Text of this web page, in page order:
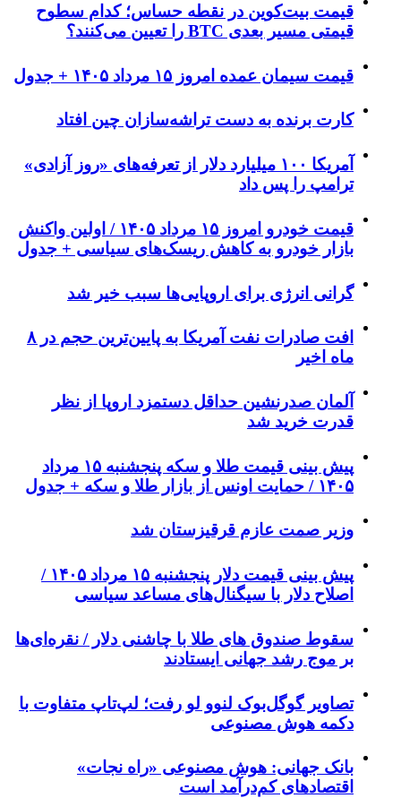
قیمت بیت‌کوین در نقطه حساس؛ کدام سطوح
قیمتی مسیر بعدی BTC را تعیین می‌کنند؟
قیمت سیمان عمده امروز ۱۵ مرداد ۱۴۰۵ + جدول
کارت برنده به دست تراشه‌سازان چین افتاد
آمریکا ۱۰۰ میلیارد دلار از تعرفه‌های «روز آزادی»
ترامپ را پس داد
قیمت خودرو امروز ۱۵ مرداد ۱۴۰۵ / اولین واکنش
بازار خودرو به کاهش ریسک‌های سیاسی + جدول
گرانی انرژی برای اروپایی‌ها سبب خیر شد
افت صادرات نفت آمریکا به پایین‌ترین حجم در ۸
ماه اخیر
آلمان صدرنشین حداقل دستمزد اروپا از نظر
قدرت خرید شد
پیش‌ بینی قیمت طلا و سکه پنجشنبه ۱۵ مرداد
۱۴۰۵ / حمایت اونس از بازار طلا و سکه + جدول
وزیر صمت عازم قرقیزستان شد
پیش ‌بینی قیمت دلار پنجشنبه ۱۵ مرداد ۱۴۰۵ /
اصلاح دلار با سیگنال‌های مساعد سیاسی
سقوط صندوق های طلا با چاشنی دلار / نقره‌ای‌ها
بر موج رشد جهانی ایستادند
تصاویر گوگل‌بوک لنوو لو رفت؛ لپ‌تاپ متفاوت با
دکمه هوش مصنوعی
بانک جهانی: هوش مصنوعی «راه نجات»
اقتصادهای کم‌درآمد است